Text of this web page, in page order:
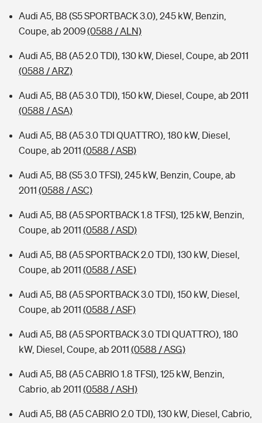
Audi A5, B8 (S5 SPORTBACK 3.0), 245 kW, Benzin,
Coupe, ab 2009(0588 / ALN)
Audi A5, B8 (A5 2.0 TDI), 130 kW, Diesel, Coupe, ab 2011
(0588 / ARZ)
Audi A5, B8 (A5 3.0 TDI), 150 kW, Diesel, Coupe, ab 2011
(0588 / ASA)
Audi A5, B8 (A5 3.0 TDI QUATTRO), 180 kW, Diesel,
Coupe, ab 2011 (0588 / ASB)
Audi A5, B8 (S5 3.0 TFSI), 245 kW, Benzin, Coupe, ab
2011 (0588 / ASC)
Audi A5, B8 (A5 SPORTBACK 1.8 TFSI), 125 kW, Benzin,
Coupe, ab 2011 (0588 / ASD)
Audi A5, B8 (A5 SPORTBACK 2.0 TDI), 130 kW, Diesel,
Coupe, ab 2011 (0588 / ASE)
Audi A5, B8 (A5 SPORTBACK 3.0 TDI), 150 kW, Diesel,
Coupe, ab 2011 (0588 / ASF)
Audi A5, B8 (A5 SPORTBACK 3.0 TDI QUATTRO), 180
kW, Diesel, Coupe, ab 2011 (0588 / ASG)
Audi A5, B8 (A5 CABRIO 1.8 TFSI), 125 kW, Benzin,
Cabrio, ab 2011 (0588 / ASH)
Audi A5, B8 (A5 CABRIO 2.0 TDI), 130 kW, Diesel, Cabrio,